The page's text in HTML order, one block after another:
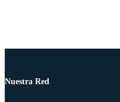
Nuestra Red